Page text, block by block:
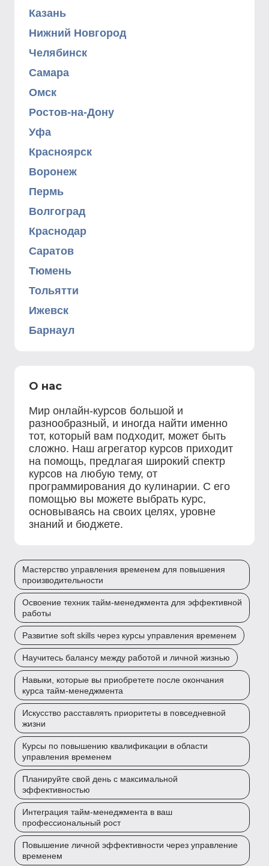
Казань
Нижний Новгород
Челябинск
Самара
Омск
Ростов-на-Дону
Уфа
Красноярск
Воронеж
Пермь
Волгоград
Краснодар
Саратов
Тюмень
Тольятти
Ижевск
Барнаул
О нас
Мир онлайн-курсов большой и
разнообразный, и иногда найти именно
тот, который вам подходит, может быть
сложно. Наш агрегатор курсов приходит
на помощь, предлагая широкий спектр
курсов на любую тему, от
программирования до кулинарии. С его
помощью вы можете выбрать курс,
основываясь на своих целях, уровне
знаний и бюджете.
Мастерство управления временем для повышения
производительности
Освоение техник тайм-менеджмента для эффективной
работы
Развитие soft skills через курсы управления временем
Научитесь балансу между работой и личной жизнью
Навыки, которые вы приобретете после окончания
курса тайм-менеджмента
Искусство расставлять приоритеты в повседневной
жизни
Курсы по повышению квалификации в области
управления временем
Планируйте свой день с максимальной
эффективностью
Интеграция тайм-менеджмента в ваш
профессиональный рост
Повышение личной эффективности через управление
временем